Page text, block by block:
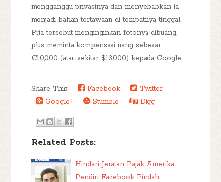
mengganggu privasinya dan menyebabkan ia
menjadi bahan tertawaan di tempatnya tinggal.
Pria tersebut menginginkan fotonya dibuang,
plus meminta kompensasi uang sebesar
€10,000 (atau sekitar $13,000) kepada Google.
Share This: Facebook
Twitter
Google+
Stumble Digg
Related Posts:
Hindari Jeratan Pajak Amerika,
Pendiri Facebook Pindah